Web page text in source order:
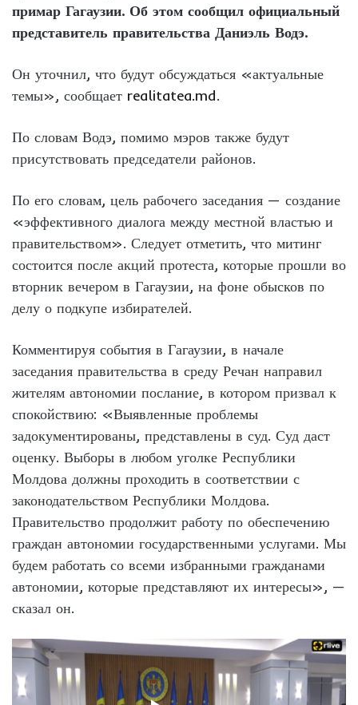
примар Гагаузии. Об этом сообщил официальный
представитель правительства Даниэль Водэ.
Он уточнил, что будут обсуждаться «актуальные
темы», сообщает realitatea.md.
По словам Водэ, помимо мэров также будут
присутствовать председатели районов.
По его словам, цель рабочего заседания — создание
«эффективного диалога между местной властью и
правительством». Следует отметить, что митинг
состоится после акций протеста, которые прошли во
вторник вечером в Гагаузии, на фоне обысков по
делу о подкупе избирателей.
Комментируя события в Гагаузии, в начале
заседания правительства в среду Речан направил
жителям автономии послание, в котором призвал к
спокойствию: «Выявленные проблемы
задокументированы, представлены в суд. Суд даст
оценку. Выборы в любом уголке Республики
Молдова должны проходить в соответствии с
законодательством Республики Молдова.
Правительство продолжит работу по обеспечению
граждан автономии государственными услугами. Мы
будем работать со всеми избранными гражданами
автономии, которые представляют их интересы», —
сказал он.